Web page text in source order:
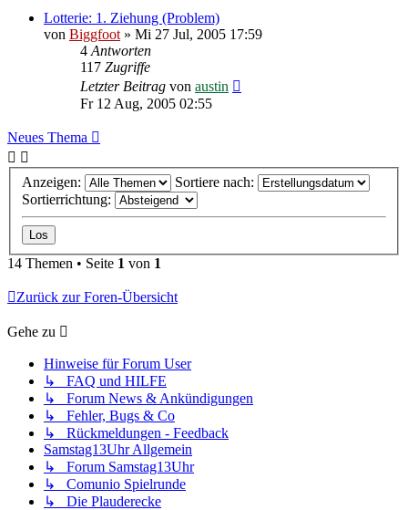
Lotterie: 1. Ziehung (Problem)
von Biggfoot» Mi 27 Jul, 2005 17:59
4Antworten
117 Zugriffe
Letzter Beitrag von austin
Fr 12 Aug, 2005 02:55
Neues Thema
Anzeigen:
Sortiere nach:
Sortierrichtung:
14 Themen • Seite 1 von 1
Zurück zur Foren-Übersicht
Gehe zu
Hinweise für Forum User
↳ FAQ und HILFE
↳ Forum News & Ankündigungen
↳ Fehler, Bugs & Co
↳ Rückmeldungen - Feedback
Samstag13Uhr Allgemein
↳ Forum Samstag13Uhr
↳ Comunio Spielrunde
↳ Die Plauderecke